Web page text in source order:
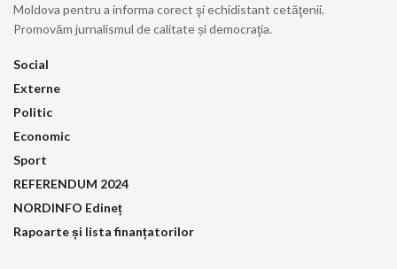
Moldova pentru a informa corect şi echidistant cetăţenii.
Promovăm jurnalismul de calitate și democraţia.
Social
Externe
Politic
Economic
Sport
REFERENDUM 2024
NORDINFO Edineț
Rapoarte și lista finanțatorilor